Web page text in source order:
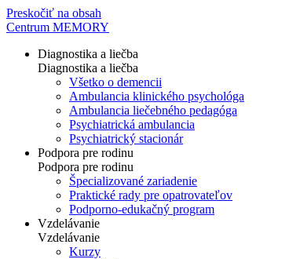
Preskočiť na obsah
Centrum MEMORY
Diagnostika a liečba
Diagnostika a liečba
Všetko o demencii
Ambulancia klinického psychológa
Ambulancia liečebného pedagóga
Psychiatrická ambulancia
Psychiatrický stacionár
Podpora pre rodinu
Podpora pre rodinu
Špecializované zariadenie
Praktické rady pre opatrovateľov
Podporno-edukačný program
Vzdelávanie
Vzdelávanie
Kurzy